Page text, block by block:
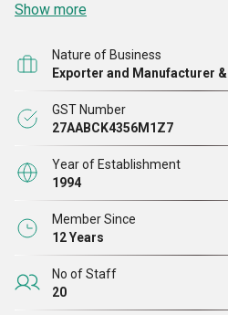
गुणवत्ता वाले कच्चे माल से तैयार करके
Show more
Nature of Business
Exporter and Manufacturer
GST Number
27AABCK4356M1Z7
Year of Establishment
1994
Member Since
12 Years
No of Staff
20